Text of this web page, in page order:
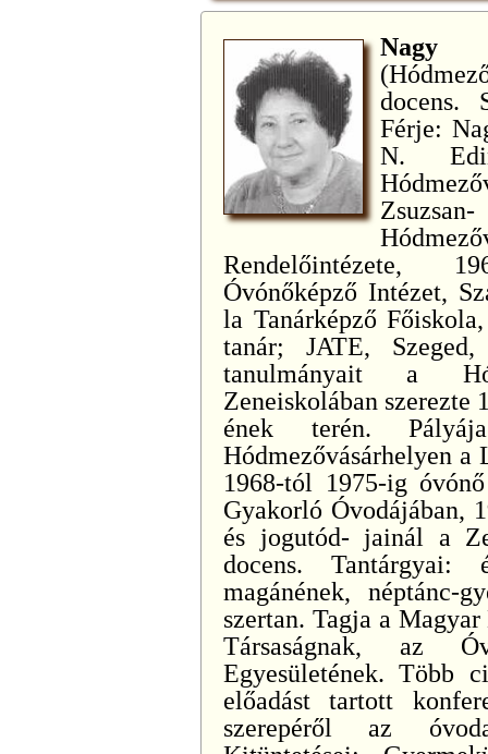
docens.
Férje:
N.
Rendelőintézete,
Óvónőképző Intézet,
la Tanárképző
tanár; JATE,
tanulmányait a
Zeneiskolában szerezte
ének terén.
Hódmezővásárhelyen
1968-tól 1975-ig
Gyakorló Óvodájában,
és jogutód- jainál a
docens. Tantárgyai:
magánének, néptánc-
szertan. Tagja a
Társaságnak, az
Egyesületének. Több
előadást tartott
szerepéről az